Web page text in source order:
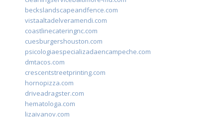
beckslandscapeandfence.com
vistaaltadelveramendi.com
coastlinecateringnc.com
cuesburgershouston.com
psicologiaespecializadaencampeche.com
dmtacos.com
crescentstreetprinting.com
hornopizza.com
driveadragster.com
hematologa.com
lizaivanov.com